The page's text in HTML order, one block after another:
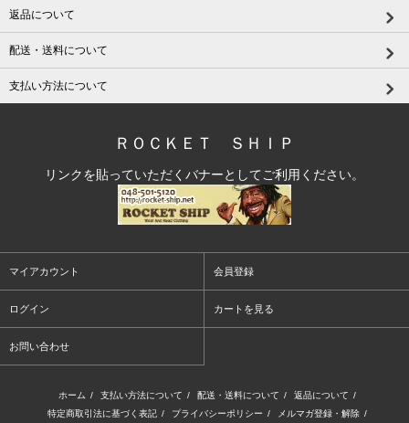
返品について
配送・送料について
支払い方法について
ＲＯＣＫＥＴ ＳＨＩＰ
リンクを貼っていただくバナーとしてご利用ください。
マイアカウント 会員登録
ログイン カートを見る
お問い合わせ
ホーム / 支払い方法について / 配送・送料について / 返品について /
特定商取引法に基づく表記 / プライバシーポリシー / メルマガ登録・解除 /